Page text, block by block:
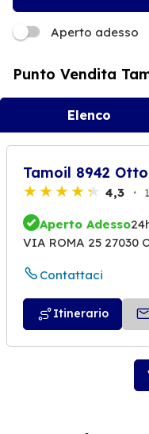
Aperto adesso
Punto Vendita
Elenco
Tamoil 8942
4,3
Aperto Adesso
VIA ROMA 25 27030
Contattaci
Itinerario